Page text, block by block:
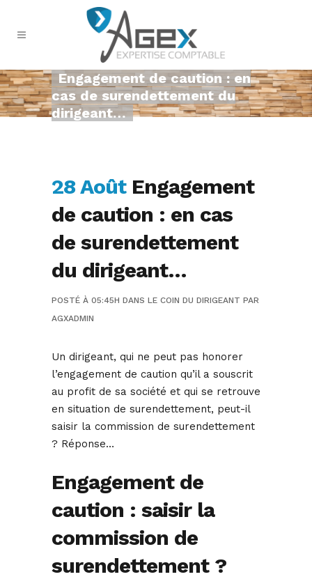
Engagement de caution : en
cas de surendettement du
dirigeant…
28 AoûtEngagement
de caution : en cas
de surendettement
du dirigeant…
POSTÉ À 05:45H DANS LE COIN DU DIRIGEANT PAR
AGXADMIN
Un dirigeant, qui ne peut pas honorer
l’engagement de caution qu’il a souscrit
au profit de sa société et qui se retrouve
en situation de surendettement, peut-il
saisir la commission de surendettement
? Réponse…
Engagement de
caution : saisir la
commission de
surendettement ?